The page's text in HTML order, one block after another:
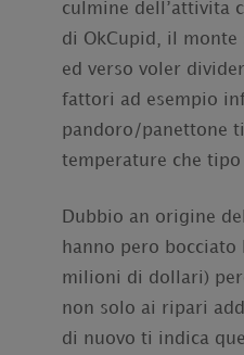
culmine dell’attivita
di OkCupid, il monte
ed verso voler
fattori ad esempio
pandoro/panettone
temperature che
Dubbio an origine
hanno pero
milioni di dollari)
non solo ai ripari
di nuovo ti indica